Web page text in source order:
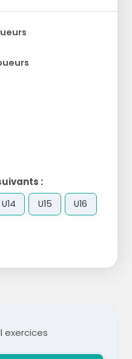
:
U14 U15 U16
exercices